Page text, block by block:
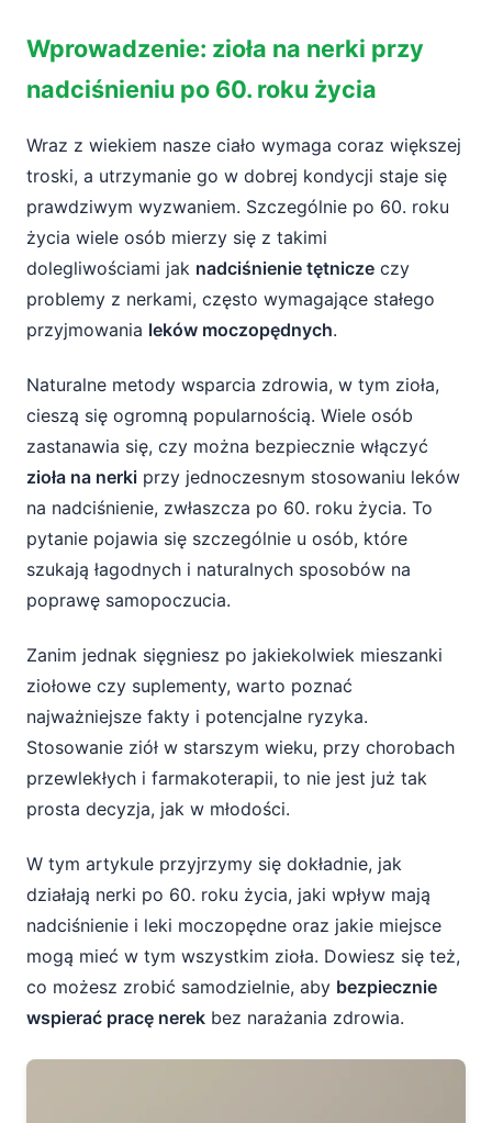
nadciśnieniu po 60. roku życia
Nerki po 60. roku życia – dlaczego ich
Leki moczopędne i nadciśnienie – jak działa
terapia?
Zioła wspierające nerki – co oferuje natura?
Potencjalne ryzyka i interakcje – na co
uważać przy ziołach?
1. Potęgowanie działania leków
2. Wpływ na ciśnienie krwi
3. Interakcje z innymi lekami
4. Obciążenie nerek i wątroby
5. Brak standaryzacji preparatów ziołowych
Rozmowa z lekarzem – klucz do
bezpiecznego stosowania ziół
Bezpieczne wsparcie dla nerek po 60. – co
możesz zrobić samodzielnie?
1. Odpowiednie nawodnienie
2. Zbilansowana dieta
3. Regularna aktywność fizyczna
4. Monitorowanie ciśnienia i badań
5. Unikanie używek
Wprowadzenie: zioła na nerki przy
nadciśnieniu po 60. roku życia
Wraz z wiekiem nasze ciało wymaga coraz większej
troski, a utrzymanie go w dobrej kondycji staje się
prawdziwym wyzwaniem. Szczególnie po 60. roku
życia wiele osób mierzy się z takimi
dolegliwościami jak nadciśnienie tętnicze czy
problemy z nerkami, często wymagające stałego
przyjmowania leków moczopędnych.
Naturalne metody wsparcia zdrowia, w tym zioła,
cieszą się ogromną popularnością. Wiele osób
zastanawia się, czy można bezpiecznie włączyć
zioła na nerki przy jednoczesnym stosowaniu leków
na nadciśnienie, zwłaszcza po 60. roku życia. To
pytanie pojawia się szczególnie u osób, które
szukają łagodnych i naturalnych sposobów na
poprawę samopoczucia.
Zanim jednak sięgniesz po jakiekolwiek mieszanki
ziołowe czy suplementy, warto poznać
najważniejsze fakty i potencjalne ryzyka.
Stosowanie ziół w starszym wieku, przy chorobach
przewlekłych i farmakoterapii, to nie jest już tak
prosta decyzja, jak w młodości.
W tym artykule przyjrzymy się dokładnie, jak
działają nerki po 60. roku życia, jaki wpływ mają
nadciśnienie i leki moczopędne oraz jakie miejsce
mogą mieć w tym wszystkim zioła. Dowiesz się też,
co możesz zrobić samodzielnie, aby bezpiecznie
wspierać pracę nerek bez narażania zdrowia.